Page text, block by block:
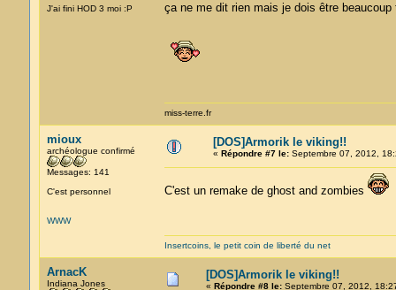
J'ai fini HOD 3 moi :P
ça ne me dit rien mais je dois être
miss-terre.fr
mioux
archéologue confirmé
Messages: 141
C'est personnel
WWW
[DOS]Armorik le viking!!
« Répondre #7 le:Septembre 07, 2012,
C'est un remake de ghost and zombies
Insertcoins, le petit coin de liberté du net
ArnacK
Indiana Jones
[DOS]Armorik le viking!!
« Répondre #8 le:Septembre 07, 2012,